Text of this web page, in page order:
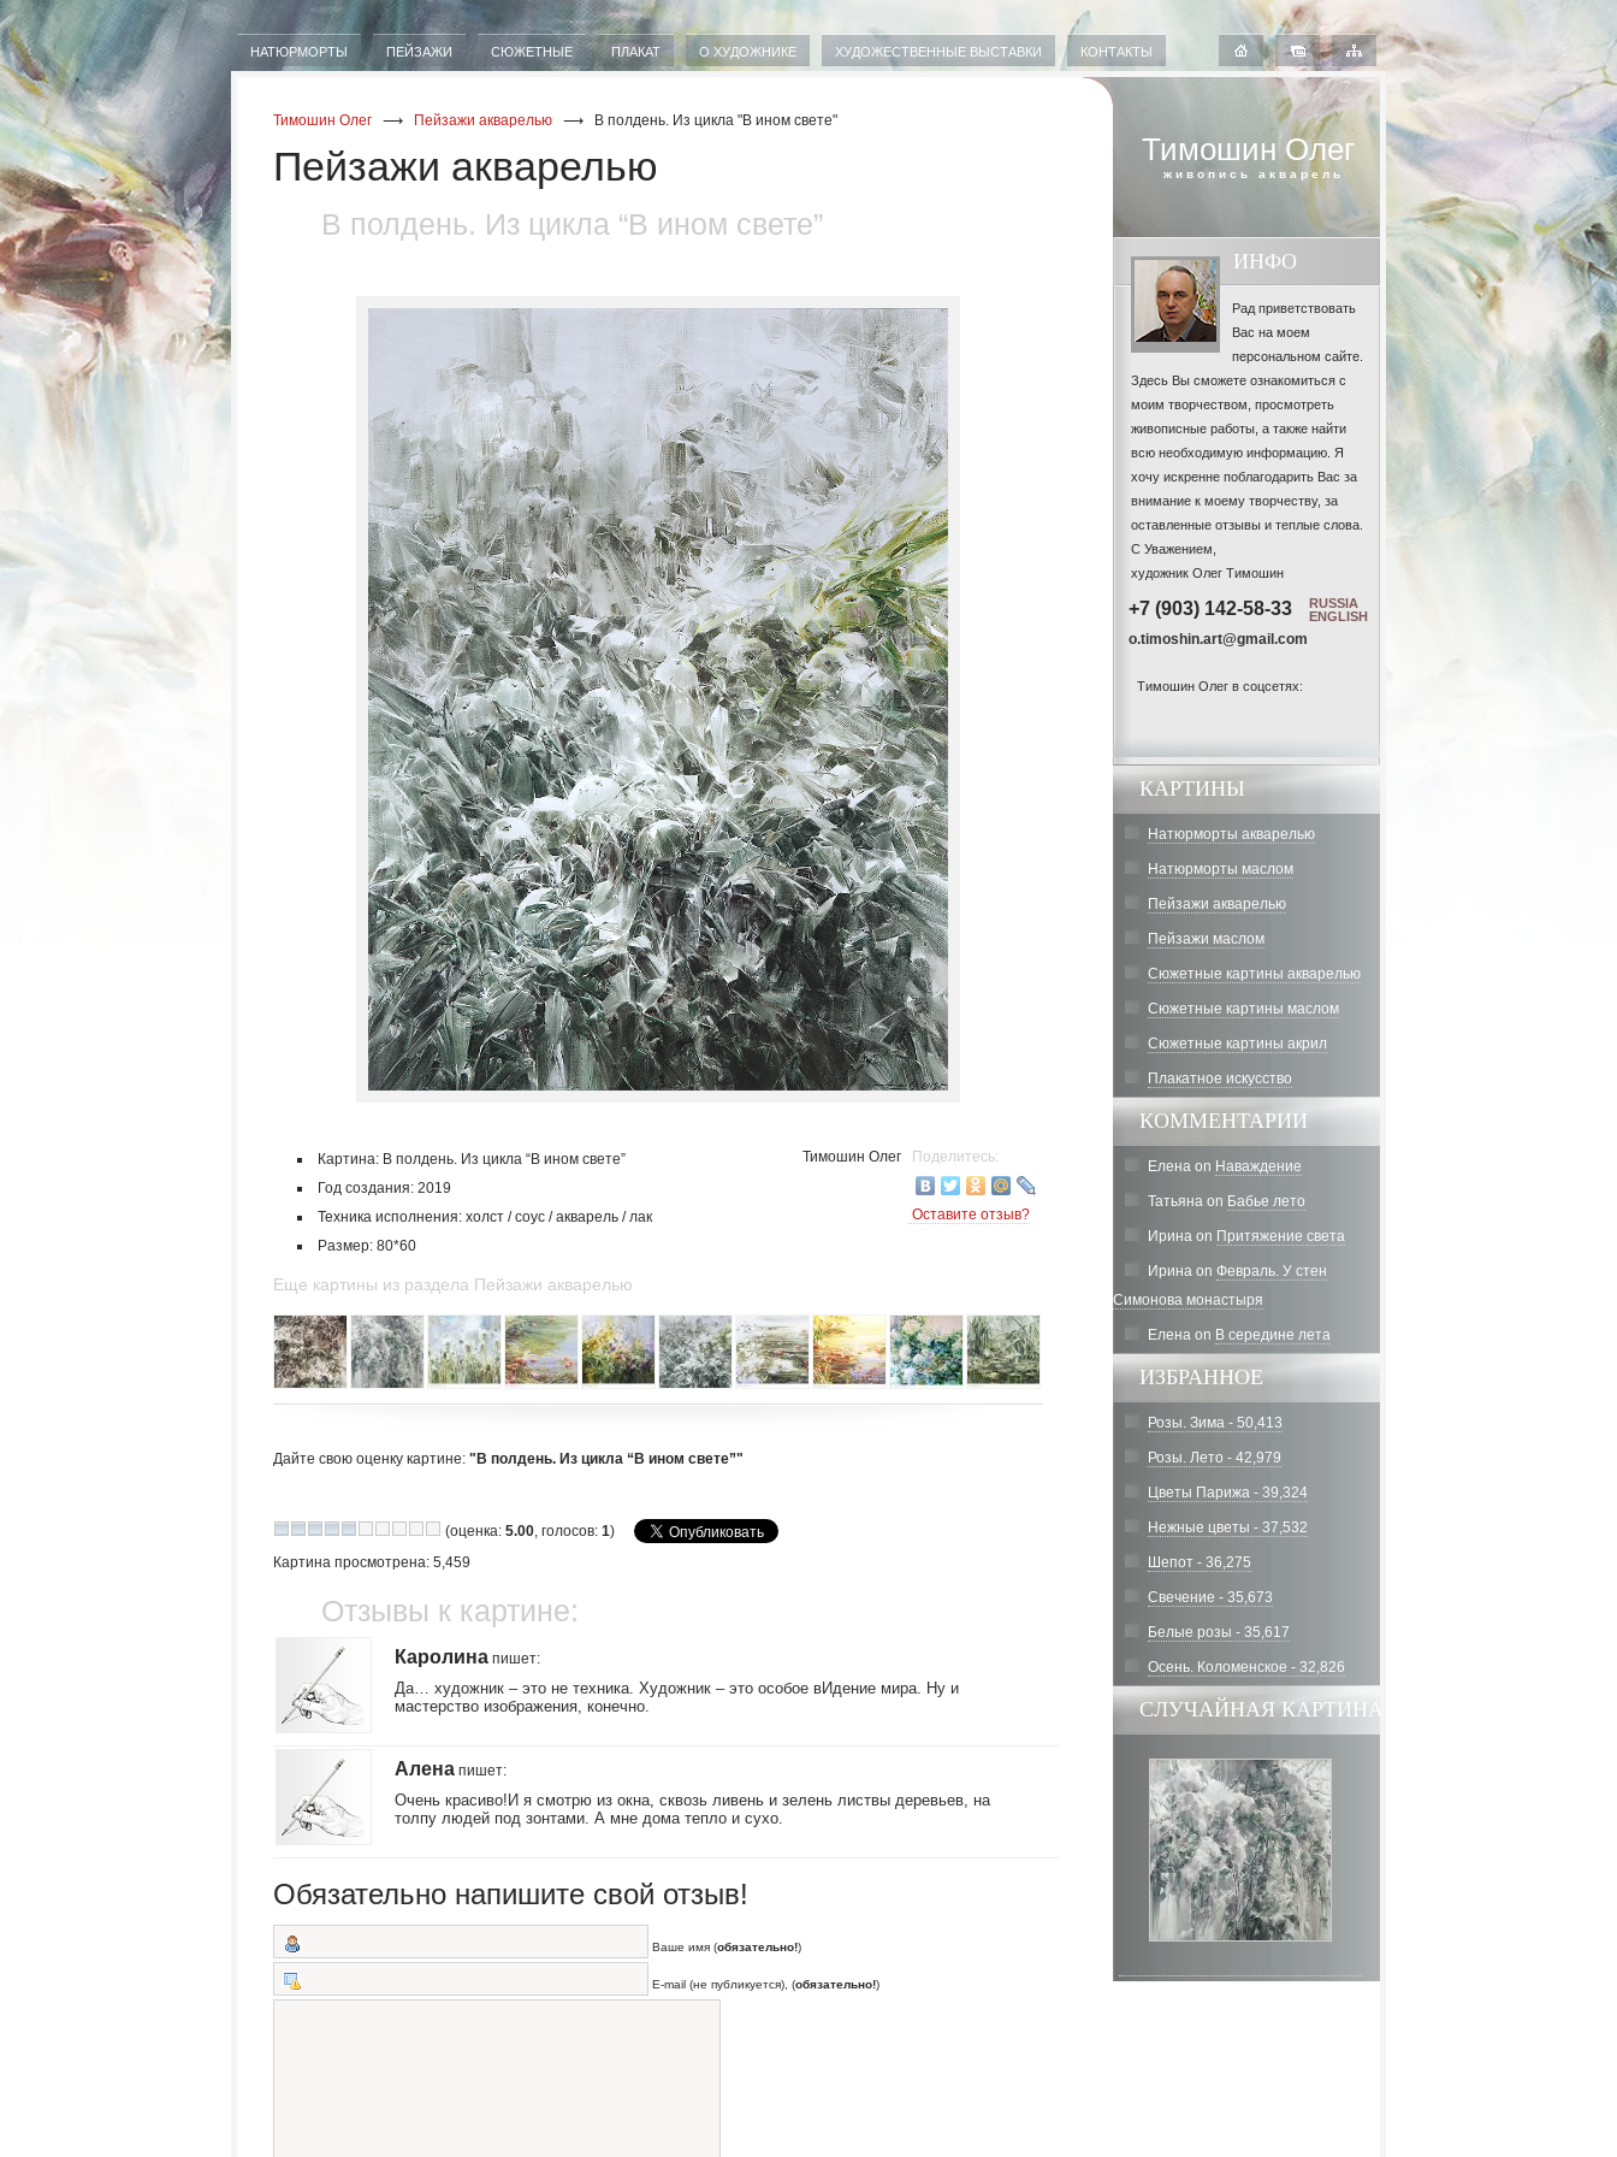
НАТЮРМОРТЫ ПЕЙЗАЖИ СЮЖЕТНЫЕ ПЛАКАТ О ХУДОЖНИКЕ ХУДОЖЕСТВЕННЫЕ ВЫСТАВКИ КОНТАКТЫ
Тимошин Олег ⟶ Пейзажи акварелью ⟶ В полдень. Из цикла "В ином свете"
Пейзажи акварелью
В полдень. Из цикла “В ином свете”
Картина: В полдень. Из цикла “В ином свете”
Год создания: 2019
Техника исполнения: холст / соус / акварель / лак
Размер: 80*60
Тимошин Олег Поделитесь:
Оставите отзыв?
Еще картины из раздела Пейзажи акварелью
Дайте свою оценку картине: "В полдень. Из цикла “В ином свете”"
(оценка: 5.00, голосов: 1)
Картина просмотрена: 5,459
Отзывы к картине:
Каролина пишет:
Да… художник – это не техника. Художник – это особое вИдение мира. Ну и
мастерство изображения, конечно.
Алена пишет:
Очень красиво!И я смотрю из окна, сквозь ливень и зелень листвы деревьев, на
толпу людей под зонтами. А мне дома тепло и сухо.
Обязательно напишите свой отзыв!
Ваше имя (обязательно!)
E-mail (не публикуется), (обязательно!)
Тимошин Олег
живопись акварель
ИНФО
Рад приветствовать
Вас на моем
персональном сайте.
Здесь Вы сможете ознакомиться с
моим творчеством, просмотреть
живописные работы, а также найти
всю необходимую информацию. Я
хочу искренне поблагодарить Вас за
внимание к моему творчеству, за
оставленные отзывы и теплые слова.
С Уважением,
художник Олег Тимошин
+7 (903) 142-58-33
RUSSIA
ENGLISH
o.timoshin.art@gmail.com
Тимошин Олег в соцсетях:
КАРТИНЫ
Натюрморты акварелью
Натюрморты маслом
Пейзажи акварелью
Пейзажи маслом
Сюжетные картины акварелью
Сюжетные картины маслом
Сюжетные картины акрил
Плакатное искусство
КОММЕНТАРИИ
Елена on Наваждение
Татьяна on Бабье лето
Ирина on Притяжение света
Ирина on Февраль. У стен
Симонова монастыря
Елена on В середине лета
ИЗБРАННОЕ
Розы. Зима - 50,413
Розы. Лето - 42,979
Цветы Парижа - 39,324
Нежные цветы - 37,532
Шепот - 36,275
Свечение - 35,673
Белые розы - 35,617
Осень. Коломенское - 32,826
СЛУЧАЙНАЯ КАРТИНА